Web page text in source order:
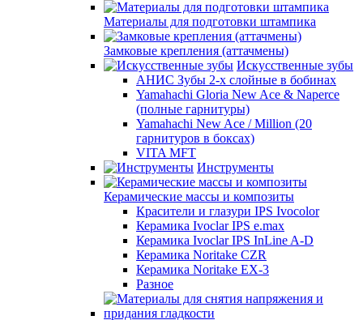
Материалы для подготовки штампика
Замковые крепления (аттачмены)
Искусственные зубы
АНИС Зубы 2-х слойные в бобинах
Yamahachi Gloria New Ace & Naperce
(полные гарнитуры)
Yamahachi New Ace / Million (20
гарнитуров в боксах)
VITA MFT
Инструменты
Керамические массы и композиты
Красители и глазури IPS Ivocolor
Керамика Ivoclar IPS e.max
Керамика Ivoclar IPS InLine A-D
Керамика Noritake CZR
Керамика Noritake EX-3
Разное